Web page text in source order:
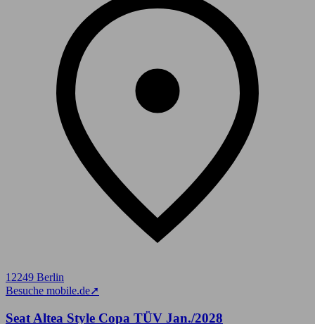
12249 Berlin
Besuche mobile.de➚
Seat Altea Style Copa TÜV Jan./2028